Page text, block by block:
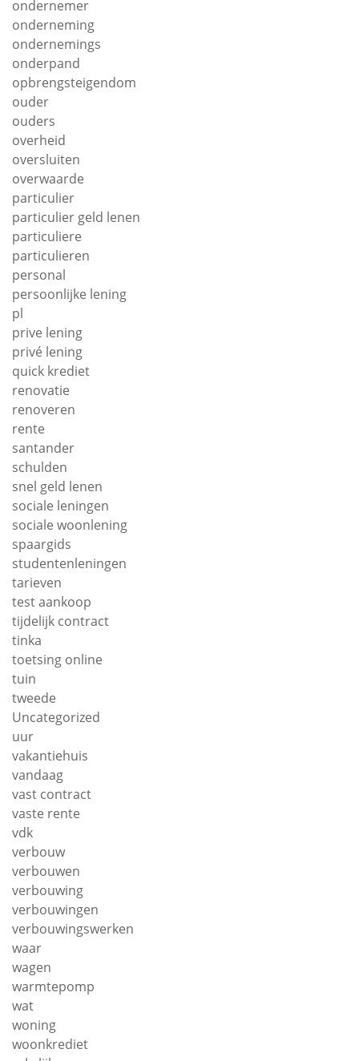
ondernemer
onderneming
ondernemings
onderpand
opbrengsteigendom
ouder
ouders
overheid
oversluiten
overwaarde
particulier
particulier geld lenen
particuliere
particulieren
personal
persoonlijke lening
pl
prive lening
privé lening
quick krediet
renovatie
renoveren
rente
santander
schulden
snel geld lenen
sociale leningen
sociale woonlening
spaargids
studentenleningen
tarieven
test aankoop
tijdelijk contract
tinka
toetsing online
tuin
tweede
Uncategorized
uur
vakantiehuis
vandaag
vast contract
vaste rente
vdk
verbouw
verbouwen
verbouwing
verbouwingen
verbouwingswerken
waar
wagen
warmtepomp
wat
woning
woonkrediet